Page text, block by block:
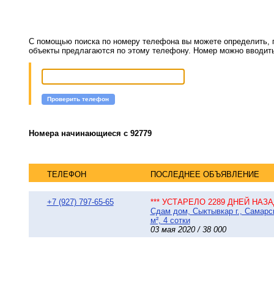
С помощью поиска по номеру телефона вы можете определить,
объекты предлагаются по этому телефону. Номер можно
Проверить телефон
Номера начинающиеся с 92779
ТЕЛЕФОН ПОСЛЕДНЕЕ ОБЪЯВЛЕНИЕ
+7 (927) 797-65-65
*** УСТАРЕЛО 2289 ДНЕЙ
Сдам дом, Сыктывкар г.,
м², 4 сотки
03 мая 2020 / 38 000